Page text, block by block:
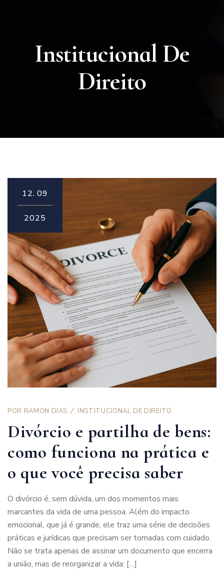
Institucional De
Direito
12. 09
2025
POR RAMON DIAS INSTITUCIONAL DE DIREITO
Divórcio e partilha de bens:
como funciona na prática e
o que você precisa saber
O divórcio é, sem dúvida, um dos momentos mais
marcantes da vida de uma pessoa. Além do impacto
emocional, que já é grande, ele traz uma série de decisões
práticas e jurídicas que precisam ser tomadas com cuidado.
Não se trata apenas de assinar um documento que encerra
a união, mas de reorganizar a vida: […]